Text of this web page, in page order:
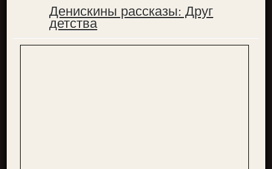
ПопулярноеДенискины рассказы: Друг
детства